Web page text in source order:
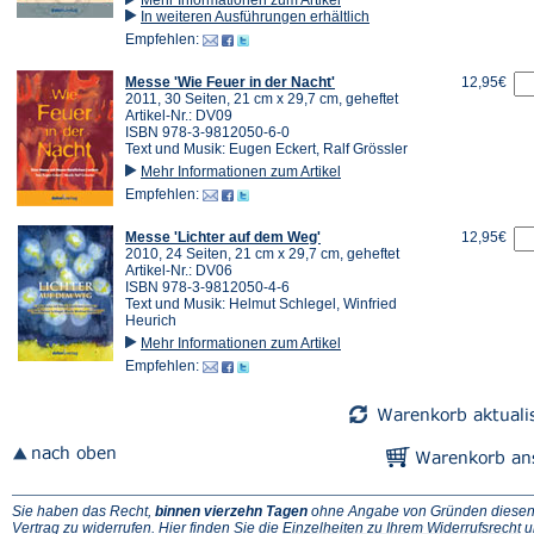
In weiteren Ausführungen erhältlich
Empfehlen:
Messe 'Wie Feuer in der Nacht'
2011, 30 Seiten, 21 cm x 29,7 cm, geheftet
Artikel-Nr.: DV09
ISBN 978-3-9812050-6-0
Text und Musik: Eugen Eckert, Ralf Grössler
Mehr Informationen zum Artikel
Empfehlen:
12,95€
Messe 'Lichter auf dem Weg'
2010, 24 Seiten, 21 cm x 29,7 cm, geheftet
Artikel-Nr.: DV06
ISBN 978-3-9812050-4-6
Text und Musik: Helmut Schlegel, Winfried
Heurich
Mehr Informationen zum Artikel
Empfehlen:
12,95€
Sie haben das Recht, binnen vierzehn Tagen ohne Angabe von Gründen diesen
Vertrag zu widerrufen. Hier finden Sie die Einzelheiten zu Ihrem Widerrufsrecht